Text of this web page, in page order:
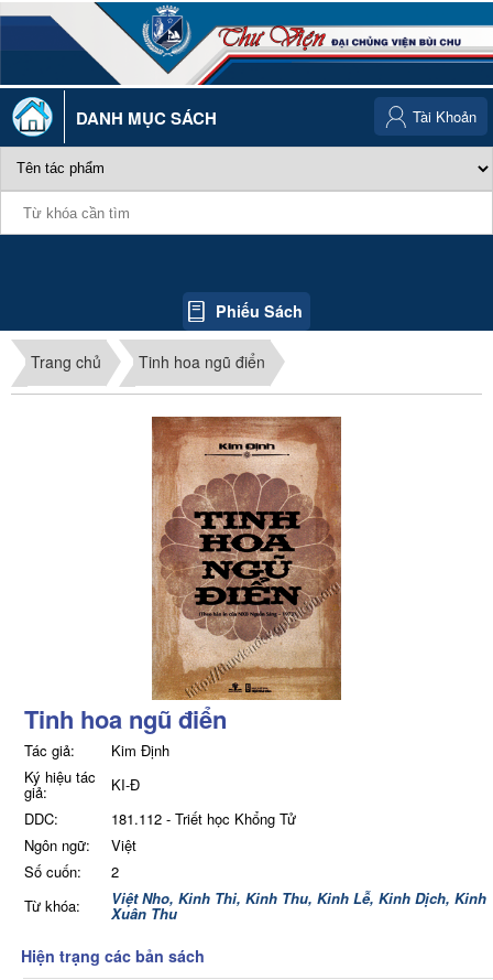
DANH MỤC SÁCH
Phiếu Sách
Tài Khoản
Trang chủ Tinh hoa ngũ điển
Tinh hoa ngũ điển
Tác giả:
Kim Định
Ký hiệu tác
giả:
KI-Đ
DDC:
181.112 - Triết học Khổng Tử
Ngôn ngữ:
Việt
Số cuốn:
2
Từ khóa:
Việt Nho, Kinh Thi, Kinh Thu, Kinh Lễ, Kinh Dịch, Kinh
Xuân Thu
Hiện trạng các bản sách